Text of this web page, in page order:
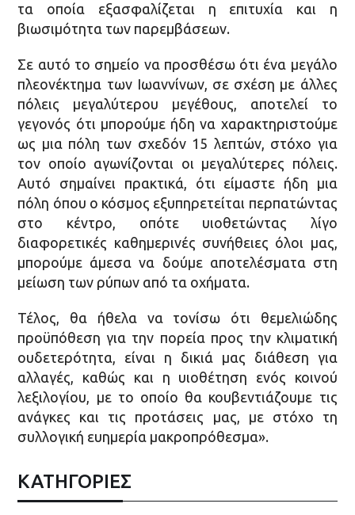
τα οποία εξασφαλίζεται η επιτυχία και η
βιωσιμότητα των παρεμβάσεων.
Σε αυτό το σημείο να προσθέσω ότι ένα μεγάλο
πλεονέκτημα των Ιωαννίνων, σε σχέση με άλλες
πόλεις μεγαλύτερου μεγέθους, αποτελεί το
γεγονός ότι μπορούμε ήδη να χαρακτηριστούμε
ως μια πόλη των σχεδόν 15 λεπτών, στόχο για
τον οποίο αγωνίζονται οι μεγαλύτερες πόλεις.
Αυτό σημαίνει πρακτικά, ότι είμαστε ήδη μια
πόλη όπου ο κόσμος εξυπηρετείται περπατώντας
στο κέντρο, οπότε υιοθετώντας λίγο
διαφορετικές καθημερινές συνήθειες όλοι μας,
μπορούμε άμεσα να δούμε αποτελέσματα στη
μείωση των ρύπων από τα οχήματα.
Τέλος, θα ήθελα να τονίσω ότι θεμελιώδης
προϋπόθεση για την πορεία προς την κλιματική
ουδετερότητα, είναι η δικιά μας διάθεση για
αλλαγές, καθώς και η υιοθέτηση ενός κοινού
λεξιλογίου, με το οποίο θα κουβεντιάζουμε τις
ανάγκες και τις προτάσεις μας, με στόχο τη
συλλογική ευημερία μακροπρόθεσμα».
ΚΑΤΗΓΟΡΙΕΣ